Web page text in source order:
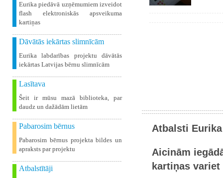
Eurika piedāvā uzņēmumiem izveidot
flash elektroniskās apsveikuma
kartiņas
Dāvātās iekārtas slimnīcām
Eurika labdarības projektu dāvātās
iekārtas Latvijas bērnu slimnīcām
Lasītava
Šeit ir mūsu mazā biblioteka, par
daudz un dažādām lietām
Pabarosim bērnus
Pabarosim bērnus projekta bildes un
apraksts par projektu
Atbalstītāji
Atbalsti
Aicinām
kartiņas variet